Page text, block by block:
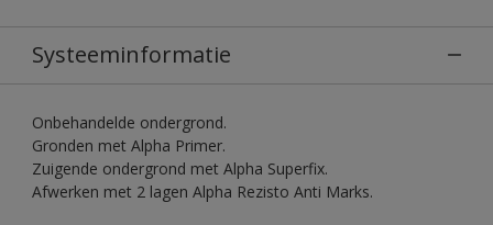
Systeeminformatie
Onbehandelde ondergrond.
Gronden met Alpha Primer.
Zuigende ondergrond met Alpha Superfix.
Afwerken met 2 lagen Alpha Rezisto Anti Marks.